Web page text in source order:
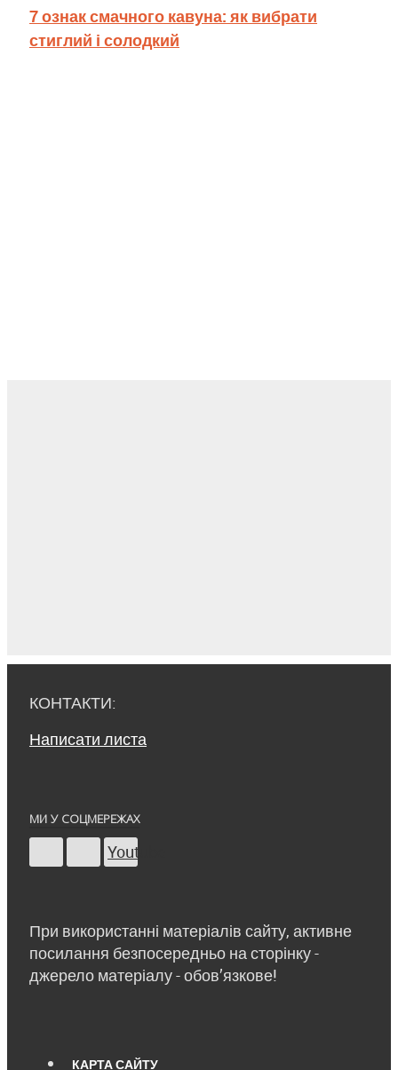
7 ознак смачного кавуна: як вибрати
стиглий і солодкий
КОНТАКТИ:
Написати листа
МИ У СОЦМЕРЕЖАХ
Youtube
При використанні матеріалів сайту, активне
посилання безпосередньо на сторінку -
джерело матеріалу - обов’язкове!
КАРТА САЙТУ